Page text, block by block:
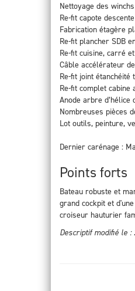
Nettoyage des
Re-fit capote
Fabrication étagère
Re-fit plancher SDB
Re-fit cuisine, carré
Câble accélérateur
Re-fit joint étanchéité
Re-fit complet
Anode arbre d’hélice
Nombreuses pièces
Lot outils, peinture,
Dernier carénage :
Points forts
Bateau robuste et
grand cockpit et
croiseur hauturier
Descriptif modifié le